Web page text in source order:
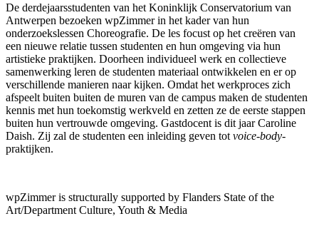
De derdejaarsstudenten van het Koninklijk Conservatorium van
Antwerpen bezoeken wpZimmer in het kader van hun
onderzoekslessen Choreografie. De les focust op het creëren van
een nieuwe relatie tussen studenten en hun omgeving via hun
artistieke praktijken. Doorheen individueel werk en collectieve
samenwerking leren de studenten materiaal ontwikkelen en er op
verschillende manieren naar kijken. Omdat het werkproces zich
afspeelt buiten buiten de muren van de campus maken de studenten
kennis met hun toekomstig werkveld en zetten ze de eerste stappen
buiten hun vertrouwde omgeving. Gastdocent is dit jaar Caroline
Daish. Zij zal de studenten een inleiding geven tot voice-body-
praktijken.
wpZimmer is structurally supported by Flanders State of the
Art/Department Culture, Youth & Media